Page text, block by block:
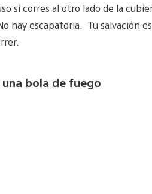
si corres al otro lado de la
hay escapatoria. Tu salvación
bola de fuego